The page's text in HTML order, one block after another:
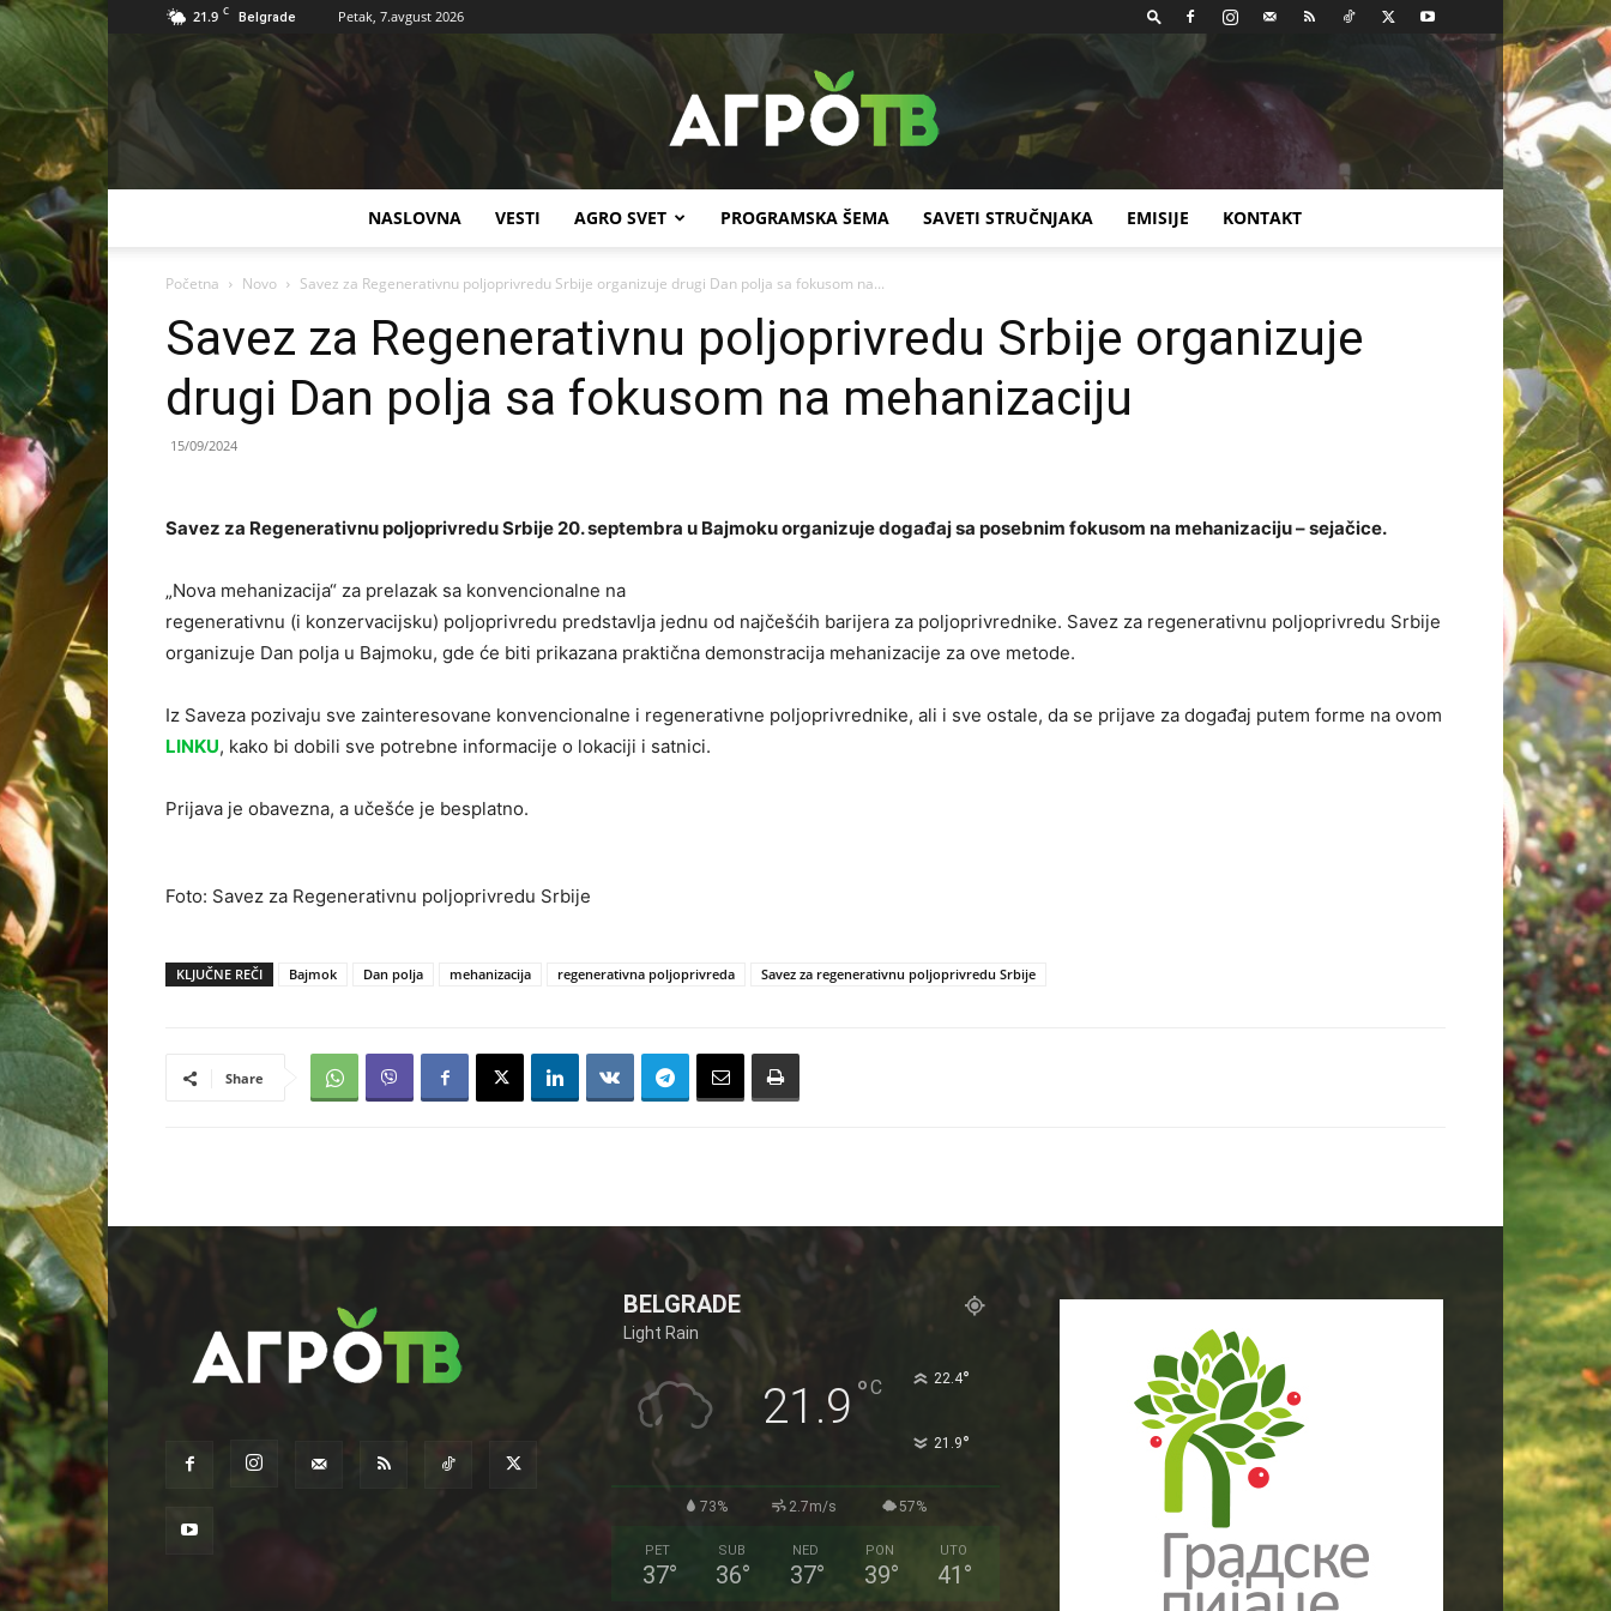
21.9 C Belgrade Petak, 7.avgust 2026
TV
NASLOVNA VESTI AGRO SVET PROGRAMSKA ŠEMA SAVETI STRUČNJAKA EMISIJE KONTAKT
Početna Novo Savez za Regenerativnu poljoprivredu Srbije organizuje drugi Dan polja sa fokusom na...
Savez za Regenerativnu poljoprivredu Srbije organizuje
drugi Dan polja sa fokusom na mehanizaciju
15/09/2024
Savez za Regenerativnu poljoprivredu Srbije 20. septembra u Bajmoku organizuje događaj sa posebnim fokusom na mehanizaciju – sejačice.
„Nova mehanizacija“ za prelazak sa konvencionalne na
regenerativnu (i konzervacijsku) poljoprivredu predstavlja jednu od najčešćih barijera za poljoprivrednike. Savez za regenerativnu poljoprivredu Srbije
organizuje Dan polja u Bajmoku, gde će biti prikazana praktična demonstracija mehanizacije za ove metode.
Iz Saveza pozivaju sve zainteresovane konvencionalne i regenerativne poljoprivrednike, ali i sve ostale, da se prijave za događaj putem forme na ovom
LINKU, kako bi dobili sve potrebne informacije o lokaciji i satnici.
Prijava je obavezna, a učešće je besplatno.
Foto: Savez za Regenerativnu poljoprivredu Srbije
KLJUČNE REČI Bajmok Dan polja mehanizacija regenerativna poljoprivreda Savez za regenerativnu poljoprivredu Srbije
Share
BELGRADE
Light Rain
21.9 °C 22.4°
21.9°
73% 2.7m/s 57%
PET
37°
SUB
36°
NED
37°
PON
39°
UTO
41 °